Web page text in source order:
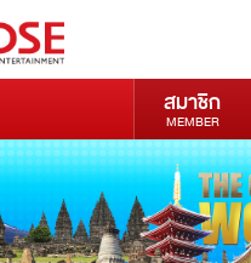
สมาชิก
MEMBER